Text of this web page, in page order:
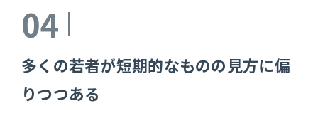
04
多くの若者が短期的なものの見方に偏
りつつある